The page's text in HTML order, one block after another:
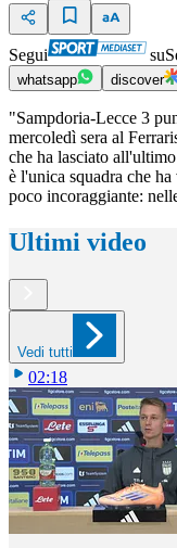
Segui su
whatsapp discover
"Sampdoria-Lecce 3
mercoledì sera al
che ha lasciato
è l'unica squadra che
poco incoraggiante:
Ultimi video
Vedi tutti
02:18